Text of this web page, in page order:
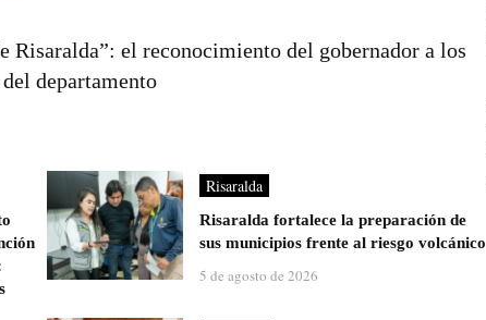
Risaralda”: el reconocimiento del gobernador a los
departamento
Risaralda
Risaralda fortalece la preparación de
sus municipios frente al riesgo volcánico
5 de agosto de 2026